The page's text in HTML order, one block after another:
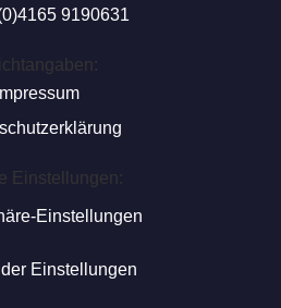
9190631
Impressum
Einstellungen:
Einstellungen
Einstellungen